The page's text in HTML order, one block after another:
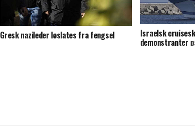
Gresk nazileder løslates fra fengsel Israelsk
demonstranter